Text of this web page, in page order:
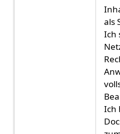
als
Ich
Ich